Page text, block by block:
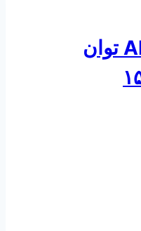
الکتروموتور ABB توان